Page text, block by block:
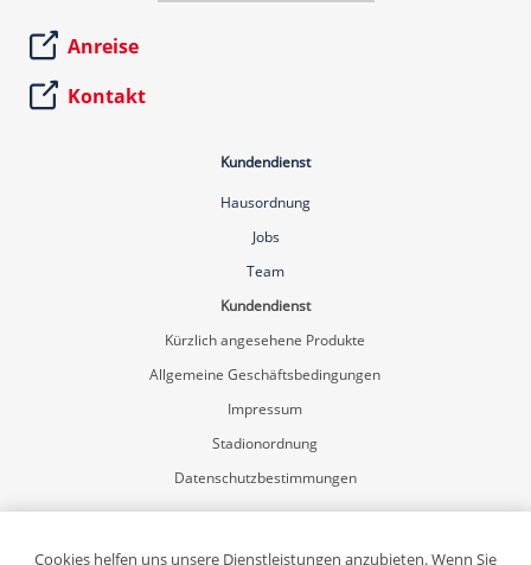
Anreise
Kontakt
Kundendienst
Hausordnung
Jobs
Team
Kundendienst
Kürzlich angesehene Produkte
Allgemeine Geschäftsbedingungen
Impressum
Stadionordnung
Datenschutzbestimmungen
Mein Konto
Registrierung
Cookies helfen uns unsere Dienstleistungen anzubieten. Wenn Sie